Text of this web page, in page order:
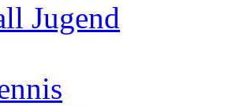
Jugend